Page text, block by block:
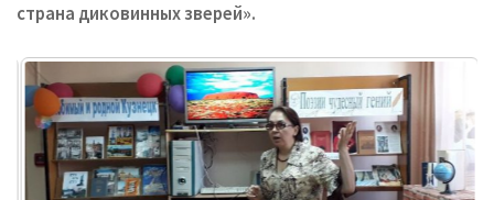
страна диковинных зверей».